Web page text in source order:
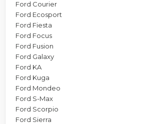
Ford Courier
Ford Ecosport
Ford Fiesta
Ford Focus
Ford Fusion
Ford Galaxy
Ford KA
Ford Kuga
Ford Mondeo
Ford S-Max
Ford Scorpio
Ford Sierra